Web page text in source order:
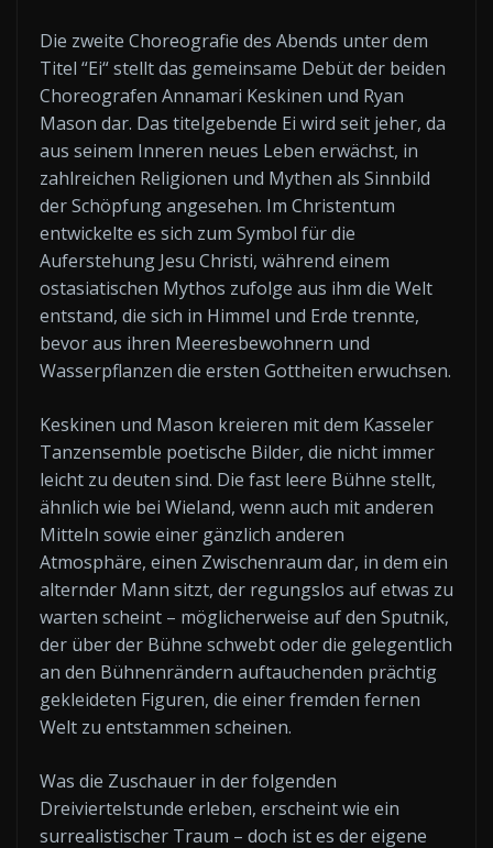
Die zweite Choreografie des Abends unter dem
Titel “Ei“ stellt das gemeinsame Debüt der beiden
Choreografen Annamari Keskinen und Ryan
Mason dar. Das titelgebende Ei wird seit jeher, da
aus seinem Inneren neues Leben erwächst, in
zahlreichen Religionen und Mythen als Sinnbild
der Schöpfung angesehen. Im Christentum
entwickelte es sich zum Symbol für die
Auferstehung Jesu Christi, während einem
ostasiatischen Mythos zufolge aus ihm die Welt
entstand, die sich in Himmel und Erde trennte,
bevor aus ihren Meeresbewohnern und
Wasserpflanzen die ersten Gottheiten erwuchsen.
Keskinen und Mason kreieren mit dem Kasseler
Tanzensemble poetische Bilder, die nicht immer
leicht zu deuten sind. Die fast leere Bühne stellt,
ähnlich wie bei Wieland, wenn auch mit anderen
Mitteln sowie einer gänzlich anderen
Atmosphäre, einen Zwischenraum dar, in dem ein
alternder Mann sitzt, der regungslos auf etwas zu
warten scheint – möglicherweise auf den Sputnik,
der über der Bühne schwebt oder die gelegentlich
an den Bühnenrändern auftauchenden prächtig
gekleideten Figuren, die einer fremden fernen
Welt zu entstammen scheinen.
Was die Zuschauer in der folgenden
Dreiviertelstunde erleben, erscheint wie ein
surrealistischer Traum – doch ist es der eigene